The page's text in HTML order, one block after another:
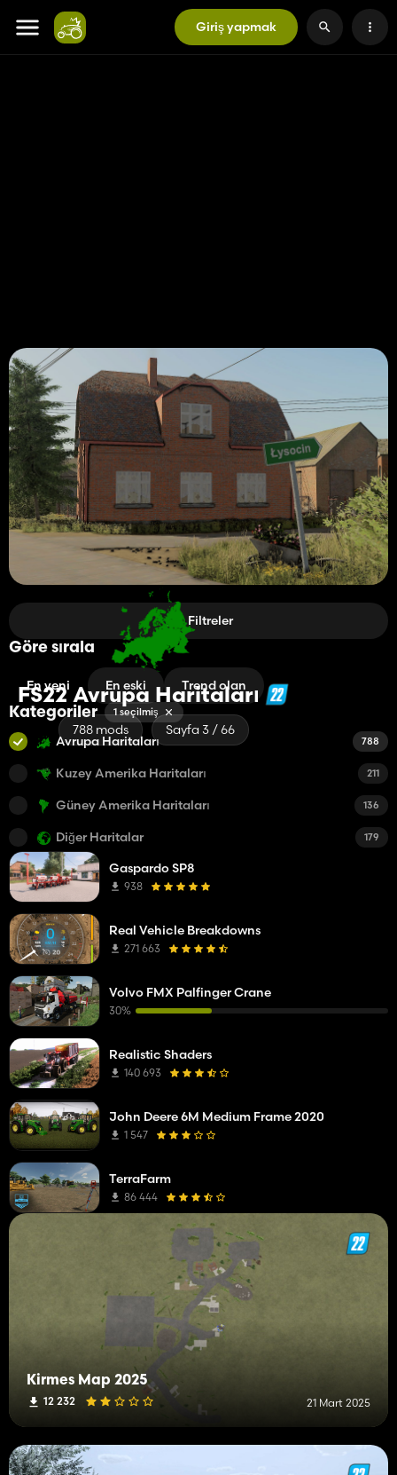
Giriş yapmak
FS22 Avrupa Haritaları
788 mods Sayfa 3 / 66
Kirmes Map 2025
12 232 21 Mart 2025
Filtreler
Göre sırala
En yeni En eski Trend olan
Kategoriler 1 seçilmiş
Avrupa Haritaları 788
Kuzey Amerika Haritaları 211
Güney Amerika Haritaları 136
Diğer Haritalar 179
Gaspardo SP8
938
Real Vehicle Breakdowns
271 663
Volvo FMX Palfinger Crane
30%
Realistic Shaders
140 693
John Deere 6M Medium Frame 2020
1 547
TerraFarm
86 444